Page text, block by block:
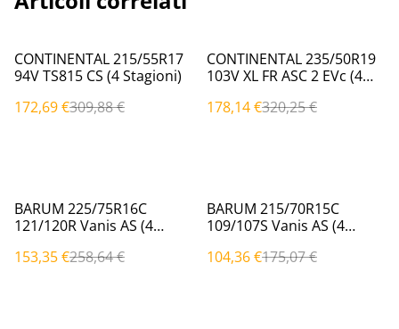
%
CONTINENTAL 215/55R17
94V TS815 CS (4 Stagioni)
172,69 €309,88 €
%
CONTINENTAL 235/50R19
103V XL FR ASC 2 EVc (4
178,14 €320,25 €
%
BARUM 225/75R16C
121/120R Vanis AS (4
153,35 €258,64 €
%
BARUM 215/70R15C
109/107S Vanis AS (4
104,36 €175,07 €